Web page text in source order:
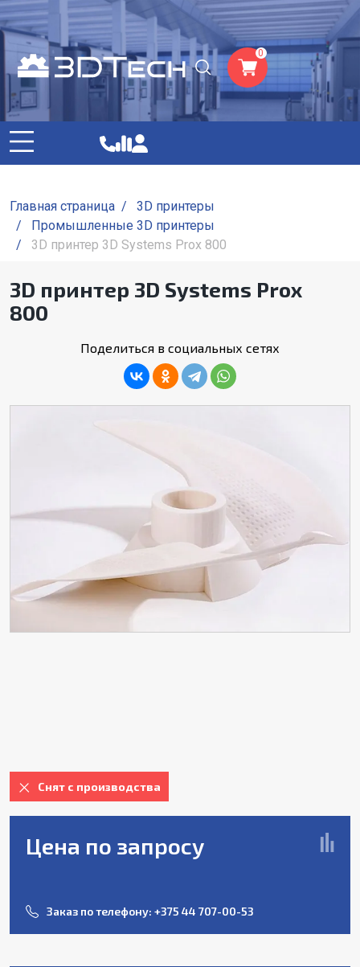
0
Главная страница /
3D принтеры
/
Промышленные 3D принтеры
/
3D принтер 3D Systems Prox 800
3D принтер 3D Systems Prox
800
Поделиться в социальных сетях
Снят с производства
Цена по запросу
Заказ по телефону: +375 44 707-00-53